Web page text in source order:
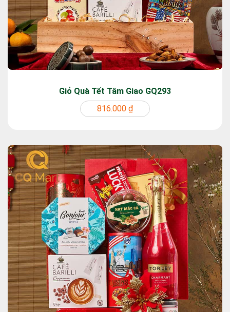
Giỏ Quà Tết Tâm Giao GQ293
816.000 ₫